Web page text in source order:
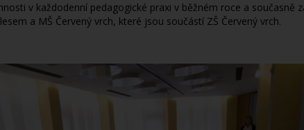
v každodenní pedagogické praxi v běžném roce a současně
a MŠ Červený vrch, které jsou součástí ZŠ Červený vrch.